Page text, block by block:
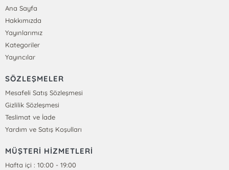
Ana Sayfa
Hakkımızda
Yayınlarımız
Kategoriler
Yayıncılar
SÖZLEŞMELER
Mesafeli Satış Sözleşmesi
Gizlilik Sözleşmesi
Teslimat ve İade
Yardım ve Satış Koşulları
MÜŞTERİ HİZMETLERİ
Hafta içi : 10:00 - 19:00